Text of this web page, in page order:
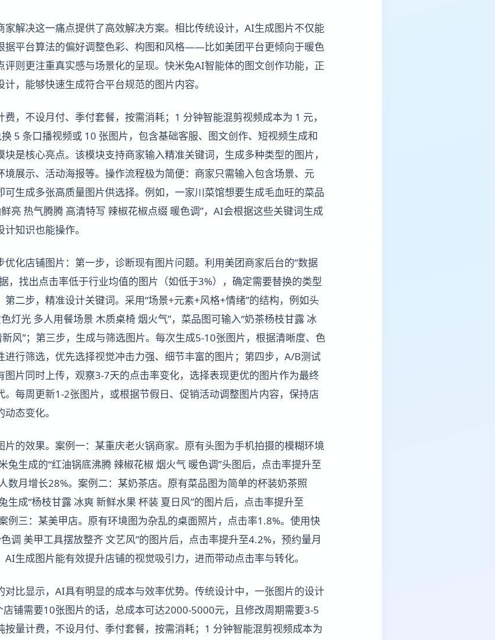
解决这一痛点提供了高效解决方案。相比传统设计，AI生成图片不仅能
据平台算法的偏好调整色彩、构图和风格——比如美团平台更倾向于暖色
则更注重真实感与场景化的呈现。快米兔AI智能体的图文创作功能，正
，能够快速生成符合平台规范的图片内容。
，不设月付、季付套餐，按需消耗；1 分钟智能混剪视频成本为 1 元，
5 条口播视频或 10 张图片，包含基础客服、图文创作、短视频生成和
是核心亮点。该模块支持商家输入精准关键词，生成多种类型的图片，
展示、活动海报等。操作流程极为简便：商家只需输入包含场景、元
可生成多张高质量图片供选择。例如，一家川菜馆想要生成毛血旺的菜品
亮 热气腾腾 高清特写 辣椒花椒点缀 暖色调”，AI会根据这些关键词生成
知识也能操作。
化店铺图片：第一步，诊断现有图片问题。利用美团商家后台的“数据
，找出点击率低于行业均值的图片（如低于3%），确定需要替换的类型
第二步，精准设计关键词。采用“场景+元素+风格+情绪”的结构，例如头
灯光 多人用餐场景 木质桌椅 烟火气”，菜品图可输入“奶茶杨枝甘露 冰
风”；第三步，生成与筛选图片。每次生成5-10张图片，根据清晰度、色
进行筛选，优先选择视觉冲击力强、细节丰富的图片；第四步，A/B测试
片同时上传，观察3-7天的点击率变化，选择表现更优的图片作为最终
。每周更新1-2张图片，或根据节假日、促销活动调整图片内容，保持店
态变化。
的效果。案例一：某重庆老火锅商家。原有头图为手机拍摄的模糊环境
兔生成的“红油锅底沸腾 辣椒花椒 烟火气 暖色调”头图后，点击率提升至
数月增长28%。案例二：某奶茶店。原有菜品图为简单的杯装奶茶照
生成“杨枝甘露 冰爽 新鲜水果 杯装 夏日风”的图片后，点击率提升至
例三：某美甲店。原有环境图为杂乱的桌面照片，点击率1.8%。使用快
调 美甲工具摆放整齐 文艺风”的图片后，点击率提升至4.2%，预约量月
生成图片能有效提升店铺的视觉吸引力，进而带动点击率与转化。
比显示，AI具有明显的成本与效率优势。传统设计中，一张图片的设计
铺需要10张图片的话，总成本可达2000-5000元，且修改周期需要3-5
量计费，不设月付、季付套餐，按需消耗；1 分钟智能混剪视频成本为